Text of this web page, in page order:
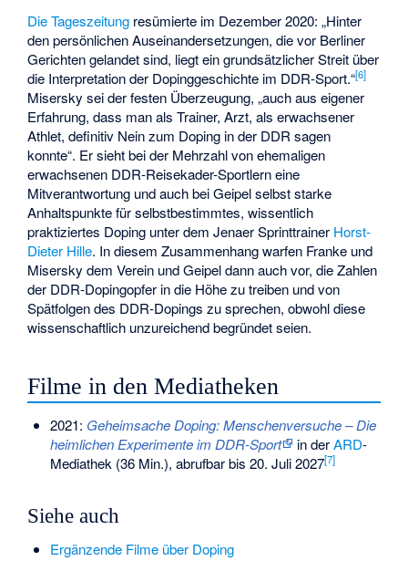
Die Tageszeitung resümierte im Dezember 2020: „Hinter
den persönlichen Auseinandersetzungen, die vor Berliner
Gerichten gelandet sind, liegt ein grundsätzlicher Streit über
die Interpretation der Dopinggeschichte im DDR-Sport.“[6]
Misersky sei der festen Überzeugung, „auch aus eigener
Erfahrung, dass man als Trainer, Arzt, als erwachsener
Athlet, definitiv Nein zum Doping in der DDR sagen
konnte“. Er sieht bei der Mehrzahl von ehemaligen
erwachsenen DDR-Reisekader-Sportlern eine
Mitverantwortung und auch bei Geipel selbst starke
Anhaltspunkte für selbstbestimmtes, wissentlich
praktiziertes Doping unter dem Jenaer Sprinttrainer Horst-
Dieter Hille. In diesem Zusammenhang warfen Franke und
Misersky dem Verein und Geipel dann auch vor, die Zahlen
der DDR-Dopingopfer in die Höhe zu treiben und von
Spätfolgen des DDR-Dopings zu sprechen, obwohl diese
wissenschaftlich unzureichend begründet seien.
Filme in den Mediatheken
2021: Geheimsache Doping: Menschenversuche – Die
heimlichen Experimente im DDR-Sport
in derARD-
Mediathek (36 Min.), abrufbar bis 20. Juli 2027[7]
Siehe auch
Ergänzende Filme über Doping